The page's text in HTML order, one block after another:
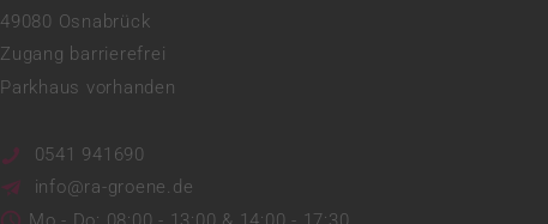
49080 Osnabrück
Zugang barrierefrei
Parkhaus vorhanden
0541 941690
info@ra-groene.de